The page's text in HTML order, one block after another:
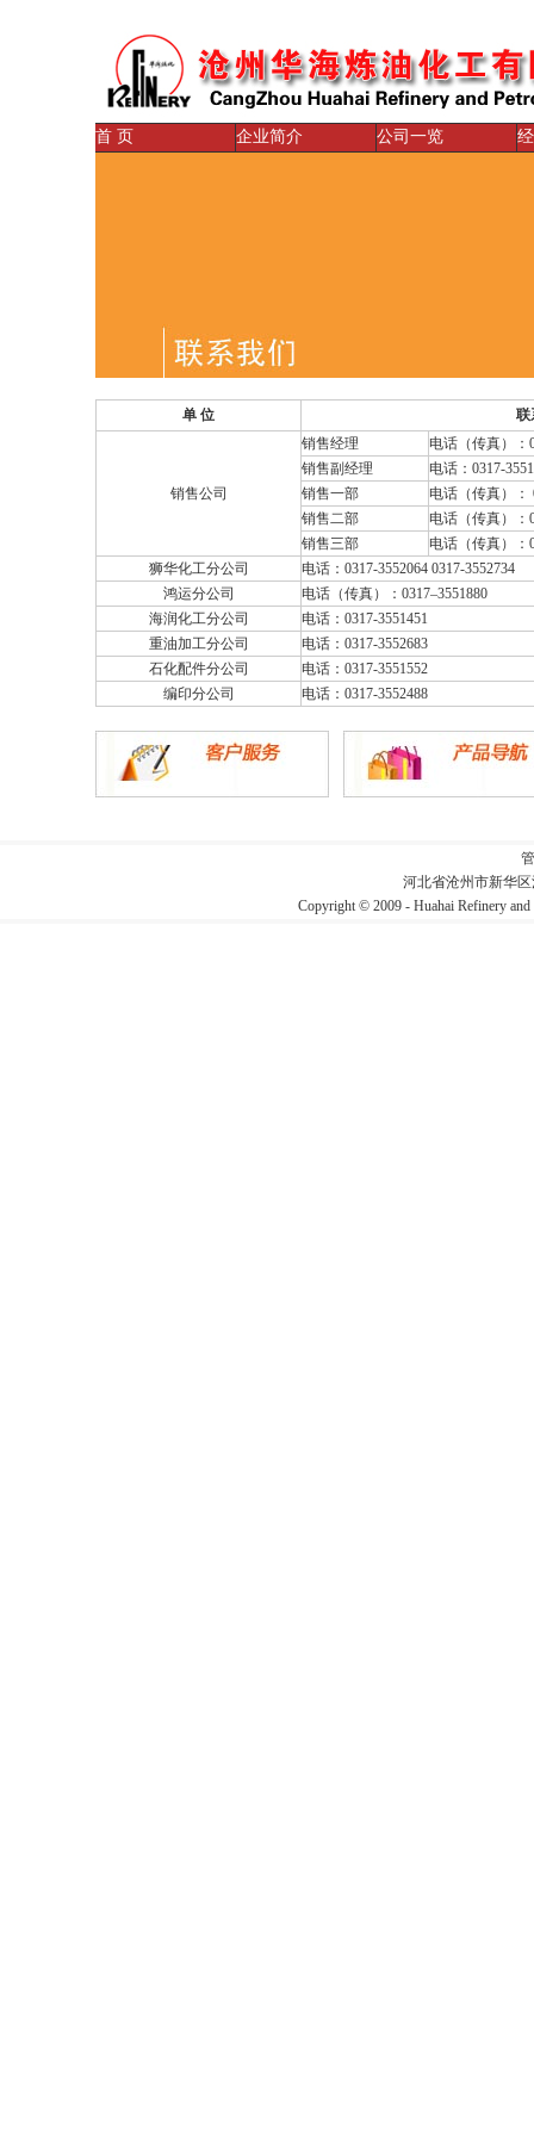
首 页 企业简介 公司一览
单 位 联
销售公司
销售经理
电话（传真）：
销售副经理
电话：0317-
销售一部
电话（传真）：
销售二部
电话（传真）：
销售三部
电话（传真）：
狮华化工分公司
电话：0317-3552064 0317-3552734
鸿运分公司
电话（传真）：0317–3551880
海润化工分公司
电话：0317-3551451
重油加工分公司
电话：0317-3552683
石化配件分公司
电话：0317-3551552
编印分公司
电话：0317-3552488
河北省沧州市新华
Copyright © 2009 - Huahai Refinery